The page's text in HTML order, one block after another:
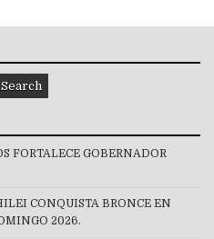
FORTALECE GOBERNADOR
CONQUISTA BRONCE EN
2026.